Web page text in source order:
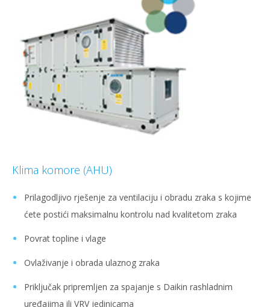
Klima komore (AHU)
Prilagodljivo rješenje za ventilaciju i obradu zraka s kojime
ćete postići maksimalnu kontrolu nad kvalitetom zraka
Povrat topline i vlage
Ovlaživanje i obrada ulaznog zraka
Priključak pripremljen za spajanje s Daikin rashladnim
uređajima ili VRV jedinicama